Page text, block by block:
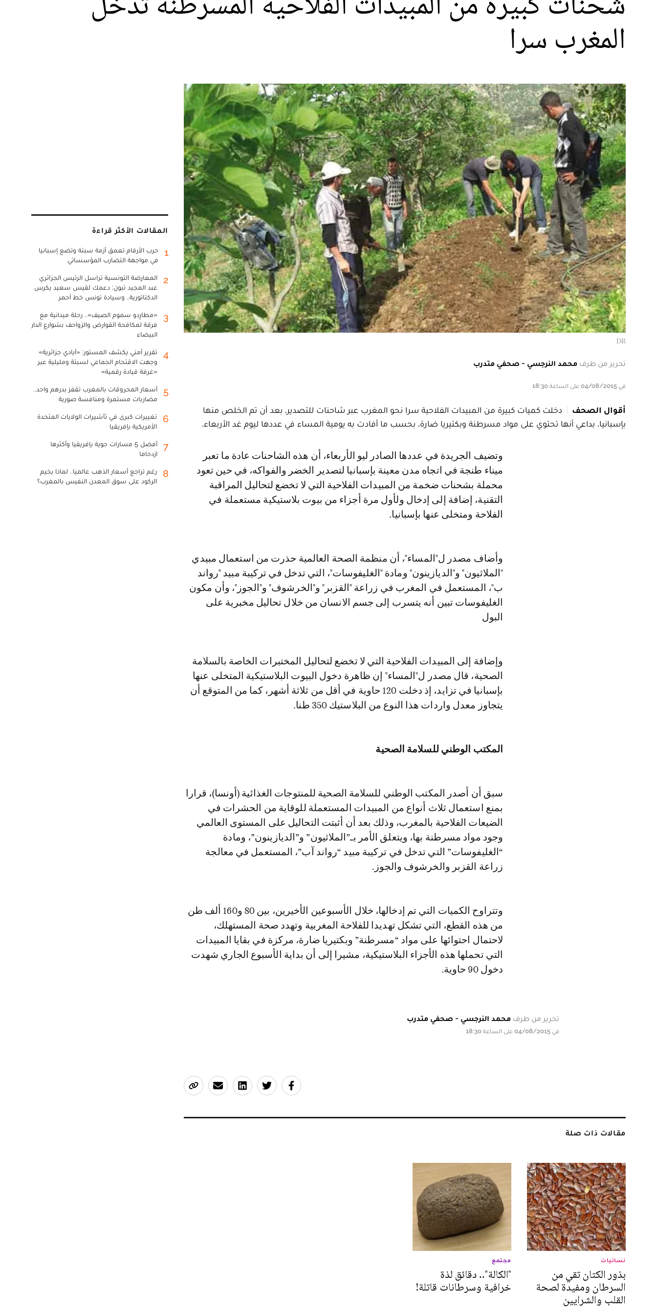
المغرب سرا
DR
تحرير من طرف محمد النرجسي - صحفي متدرب
في 04/08/2015 على الساعة 18:30
أقوال الصحف
دخلت كميات كبيرة من المبيدات الفلاحية سرا نحو المغرب عبر شاحنات للتصدير، بعد أن تم الخلص منها
بإسبانيا، بداعي أنها تحتوي على مواد مسرطنة وبكتيريا ضارة، بحسب ما أفادت به يومية المساء في عددها ليوم غد الأربعاء.
وتضيف الجريدة في عددها الصادر ليو الأربعاء، أن هذه الشاحنات عادة ما تعبر
ميناء طنجة في اتجاه مدن معينة بإسبانيا لتصدير الخضر والفواكه، في حين تعود
محملة بشحنات ضخمة من المبيدات الفلاحية التي لا تخضع لتحاليل المراقبة
التقنية، إضافة إلى إدخال ولأول مرة أجزاء من بيوت بلاستيكية مستعملة في
الفلاحة ومتخلى عنها بإسبانيا.
وأضاف مصدر ل"المساء"، أن منظمة الصحة العالمية حذرت من استعمال مبيدي
"الملاثيون" و"الديازينون" ومادة "الغليفوسات"، التي تدخل في تركيبة مبيد "رواند
ب"، المستعمل في المغرب في زراعة "القزبر" و"الخرشوف" و"الجوز"، وأن مكون
الغليفوسات تبين أنه يتسرب إلى جسم الانسان من خلال تحاليل مخبرية على
البول
وإضافة إلى المبيدات الفلاحية التي لا تخضع لتحاليل المختبرات الخاصة بالسلامة
الصحية، قال مصدر ل"المساء" إن ظاهرة دخول البيوت البلاستيكية المتخلى عنها
بإسبانيا في تزايد، إذ دخلت 120 حاوية في أقل من ثلاثة أشهر، كما من المتوقع أن
يتجاوز معدل واردات هذا النوع من البلاستيك 350 طنا.
المكتب الوطني للسلامة الصحية
سبق أن أصدر المكتب الوطني للسلامة الصحية للمنتوجات الغذائية (أونسا)، قرارا
بمنع استعمال ثلاث أنواع من المبيدات المستعملة للوقاية من الحشرات في
الضيعات الفلاحية بالمغرب، وذلك بعد أن أثبتت التحاليل على المستوى العالمي
وجود مواد مسرطنة بها، ويتعلق الأمر بـ”الملاثيون” و”الديازينون”، ومادة
“الغليفوسات” التي تدخل في تركيبة مبيد “رواند آب”، المستعمل في معالجة
زراعة القزبر والخرشوف والجوز.
وتتراوح الكميات التي تم إدخالها، خلال الأسبوعين الأخيرين، بين 80 و160 ألف طن
من هذه القطع، التي تشكل تهديدا للفلاحة المغربية وتهدد صحة المستهلك،
لاحتمال احتوائها على مواد “مسرطنة” وبكتيريا ضارة، مركزة في بقايا المبيدات
التي تحملها هذه الأجزاء البلاستيكية، مشيرا إلى أن بداية الأسبوع الجاري شهدت
دخول 90 حاوية.
تحرير من طرف محمد النرجسي - صحفي متدرب
في 04/08/2015 على الساعة 18:30
مقالات ذات صلة
نسائيات
بذور الكتان تقي من
السرطان ومفيدة لصحة
القلب والشرايين
مجتمع
"الكالة".. دقائق لذة
خرافية وسرطانات قاتلة!
المقالات الأكثر قراءة
1
حرب الأرقام تعمق أزمة سبتة وتضع إسبانيا
في مواجهة التضارب المؤسساتي
2
المعارضة التونسية تراسل الرئيس الجزائري
عبد المجيد تبون: دعمك لقيس سعيد يكرس
الدكتاتورية.. وسيادة تونس خط أحمر
3
«مطارِدو سموم الصيف».. رحلة ميدانية مع
فرقة لمكافحة القوارض والزواحف بشوارع الدار
البيضاء
4
تقرير أمني يكشف المستور: «أيادي جزائرية»
وجهت الاقتحام الجماعي لسبتة ومليلية عبر
«غرفة قيادة رقمية»
5
أسعار المحروقات بالمغرب تقفز بدرهم واحد..
مضاربات مستمرة ومنافسة صورية
6
تغييرات كبرى في تأشيرات الولايات المتحدة
الأمريكية بإفريقيا
7
أفضل 5 مسارات جوية بإفريقيا وأكثرها
ازدحاما
8
رغم تراجع أسعار الذهب عالميا.. لماذا يخيم
الركود على سوق المعدن النفيس بالمغرب؟